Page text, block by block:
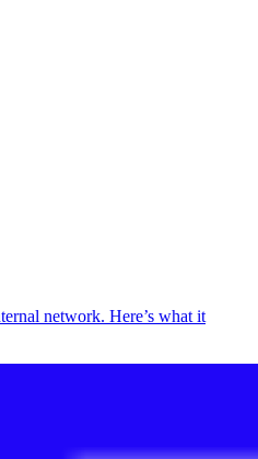
network. Here’s what it